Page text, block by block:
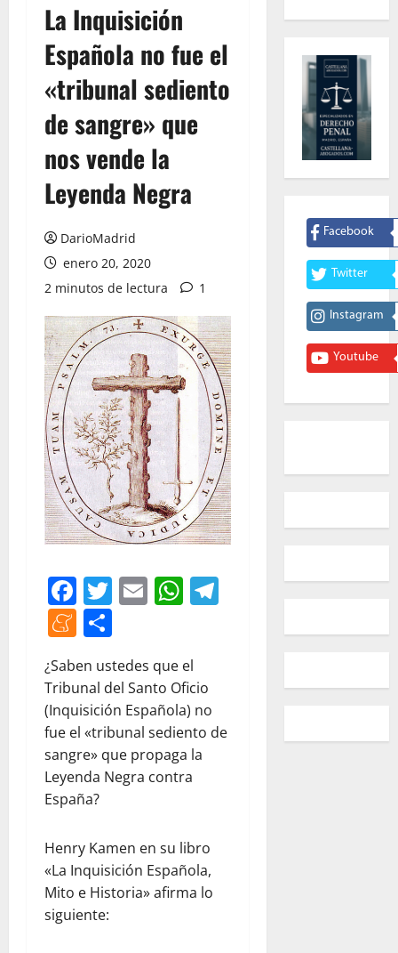
La Inquisición
Española no fue el
«tribunal sediento
de sangre» que
nos vende la
Leyenda Negra
DarioMadrid
enero 20, 2020
2 minutos de lectura
1
Facebook
Twitter
EmailWhatsApp
Telegram
Meneame
¿Saben ustedes que el
Tribunal del Santo Oficio
(Inquisición Española) no
fue el «tribunal sediento de
sangre» que propaga la
Leyenda Negra contra
España?
Henry Kamen en su libro
«La Inquisición Española,
Mito e Historia» afirma lo
siguiente:
Facebook
Twitter
Instagram
Youtube